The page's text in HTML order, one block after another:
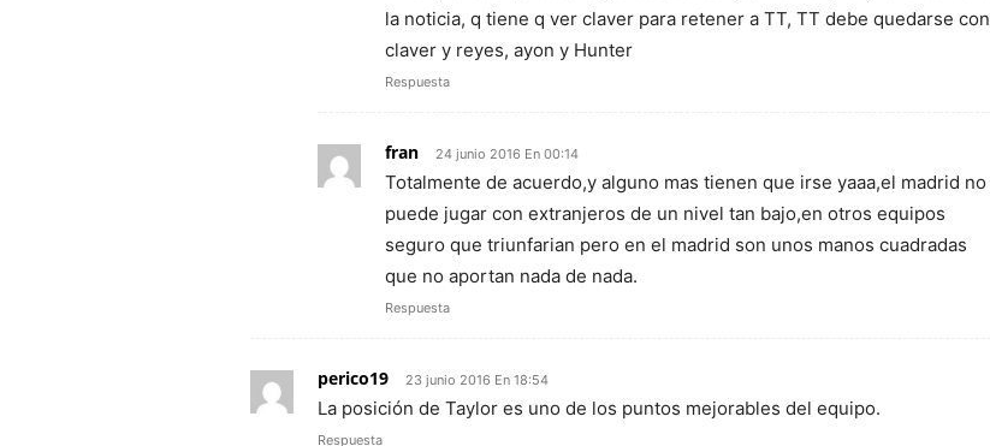
la noticia, q tiene q ver claver para retener a TT, TT debe quedarse con
claver y reyes, ayon y Hunter
Respuesta
fran 24 junio 2016 En 00:14
Totalmente de acuerdo,y alguno mas tienen que irse yaaa,el madrid no
puede jugar con extranjeros de un nivel tan bajo,en otros equipos
seguro que triunfarian pero en el madrid son unos manos cuadradas
que no aportan nada de nada.
Respuesta
perico19 23 junio 2016 En 18:54
La posición de Taylor es uno de los puntos mejorables del equipo.
Respuesta